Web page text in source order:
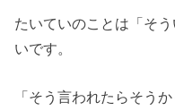
たいていのことは「そ
いです。
「そう言われたらそう